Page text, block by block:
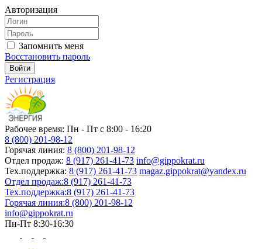
Авторизация
Запомнить меня
Восстановить пароль
Регистрация
Рабочее время: Пн - Пт с 8:00 - 16:20
8 (800) 201-98-12
Горячая линия: 8 (800) 201-98-12
Отдел продаж: 8 (917) 261-41-73 info@gippokrat.ru
Тех.поддержка: 8 (917) 261-41-73 magaz.gippokrat@yandex.ru
Отдел продаж:8 (917) 261-41-73
Тех.поддержка:8 (917) 261-41-73
Горячая линия:8 (800) 201-98-12
info@gippokrat.ru
Пн-Пт 8:30-16:30